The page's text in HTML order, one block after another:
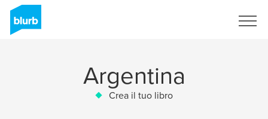
Argentina
Crea il tuo libro